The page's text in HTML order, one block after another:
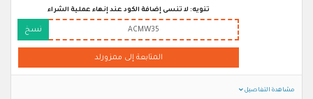
تنويه: لا تنسى إضافة الكود عند إنهاء عملية الشراء
ACMW35 نسخ
المتابعة إلى ممزورلد
مشاهدة التفاصيل